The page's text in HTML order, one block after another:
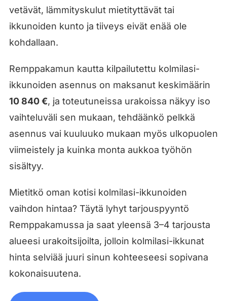
vetävät, lämmityskulut mietityttävät tai
ikkunoiden kunto ja tiiveys eivät enää ole
kohdallaan.
Remppakamun kautta kilpailutettu kolmilasi-
ikkunoiden asennus on maksanut keskimäärin
10 840 €, ja toteutuneissa urakoissa näkyy iso
vaihteluväli sen mukaan, tehdäänkö pelkkä
asennus vai kuuluuko mukaan myös ulkopuolen
viimeistely ja kuinka monta aukkoa työhön
sisältyy.
Mietitkö oman kotisi kolmilasi-ikkunoiden
vaihdon hintaa? Täytä lyhyt tarjouspyyntö
Remppakamussa ja saat yleensä 3–4 tarjousta
alueesi urakoitsijoilta, jolloin kolmilasi-ikkunat
hinta selviää juuri sinun kohteeseesi sopivana
kokonaisuutena.